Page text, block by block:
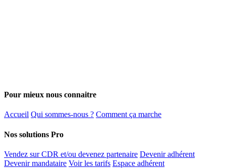
Pour mieux nous connaitre
Accueil Qui sommes-nous ? Comment ça marche
Nos solutions Pro
Vendez sur CDR et/ou devenez partenaire Devenir adhérent
Devenir mandataire Voir les tarifs Espace adhérent